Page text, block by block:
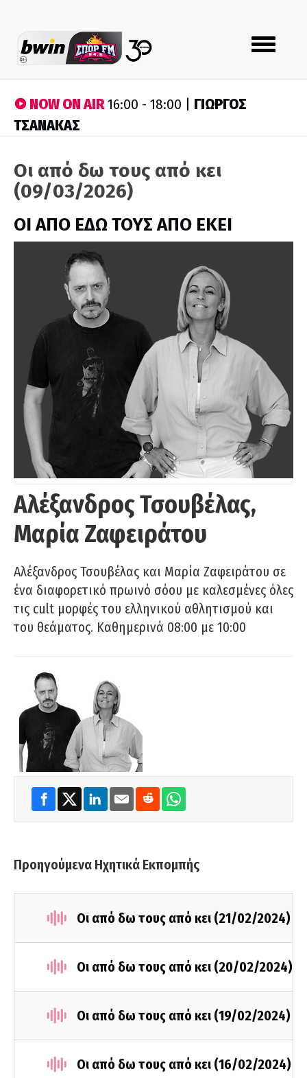
Toggle
navigation
NOW ON AIR16:00 - 18:00 | ΓΙΩΡΓΟΣ
ΤΣΑΝΑΚΑΣ
Οι από δω τους από κει
(09/03/2026)
ΟΙ ΑΠΟ ΕΔΩ ΤΟΥΣ ΑΠΟ ΕΚΕΙ
Αλέξανδρος Τσουβέλας,
Μαρία Ζαφειράτου
Αλέξανδρος Τσουβέλας και Μαρία Ζαφειράτου σε
ένα διαφορετικό πρωινό σόου με καλεσμένες όλες
τις cult μορφές του ελληνικού αθλητισμού και
του θεάματος. Καθημερινά 08:00 με 10:00
Προηγούμενα Ηχητικά Εκπομπής
Οι από δω τους από κει (21/02/2024)
Οι από δω τους από κει (20/02/2024)
Οι από δω τους από κει (19/02/2024)
Οι από δω τους από κει (16/02/2024)